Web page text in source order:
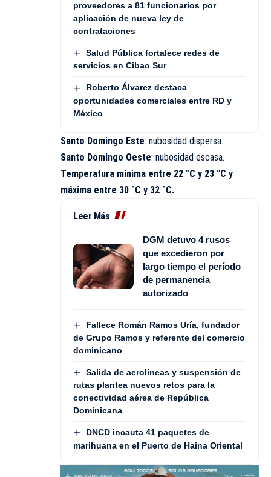
proveedores a 81 funcionarios por
aplicación de nueva ley de
contrataciones
Salud Pública fortalece redes de
servicios en Cibao Sur
Roberto Álvarez destaca
oportunidades comerciales entre RD y
México
Santo Domingo Este: nubosidad dispersa.
Santo Domingo Oeste: nubosidad escasa.
Temperatura mínima entre 22 °C y 23 °C y
máxima entre 30 °C y 32 °C.
Leer Más
DGM detuvo 4 rusos
que excedieron por
largo tiempo el período
de permanencia
autorizado
Fallece Román Ramos Uría, fundador
de Grupo Ramos y referente del comercio
dominicano
Salida de aerolíneas y suspensión de
rutas plantea nuevos retos para la
conectividad aérea de República
Dominicana
DNCD incauta 41 paquetes de
marihuana en el Puerto de Haina Oriental